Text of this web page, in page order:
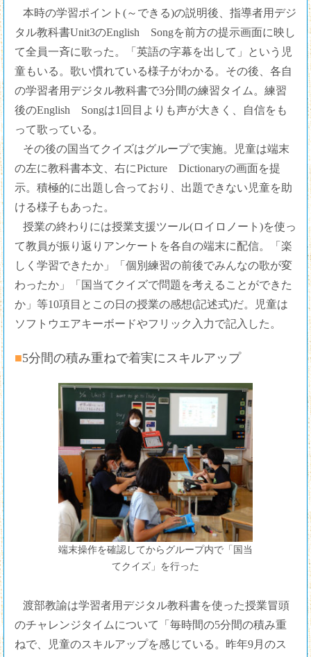
本時の学習ポイント(～できる)の説明後、指導者用デジ
タル教科書Unit3のEnglish Songを前方の提示画面に映し
て全員一斉に歌った。「英語の字幕を出して」という児
童もいる。歌い慣れている様子がわかる。その後、各自
の学習者用デジタル教科書で3分間の練習タイム。練習
後のEnglish Songは1回目よりも声が大きく、自信をも
って歌っている。
その後の国当てクイズはグループで実施。児童は端末
の左に教科書本文、右にPicture Dictionaryの画面を提
示。積極的に出題し合っており、出題できない児童を助
ける様子もあった。
授業の終わりには授業支援ツール(ロイロノート)を使っ
て教員が振り返りアンケートを各自の端末に配信。「楽
しく学習できたか」「個別練習の前後でみんなの歌が変
わったか」「国当てクイズで問題を考えることができた
か」等10項目とこの日の授業の感想(記述式)だ。児童は
ソフトウエアキーボードやフリック入力で記入した。
■5分間の積み重ねで着実にスキルアップ
端末操作を確認してからグループ内で「国当
てクイズ」を行った
渡部教諭は学習者用デジタル教科書を使った授業冒頭
のチャレンジタイムについて「毎時間の5分間の積み重
ねで、児童のスキルアップを感じている。昨年9月のス